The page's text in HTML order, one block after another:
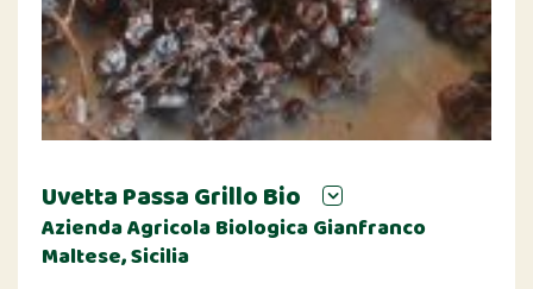
Uvetta Passa Grillo Bio
Azienda Agricola Biologica Gianfranco
Maltese, Sicilia